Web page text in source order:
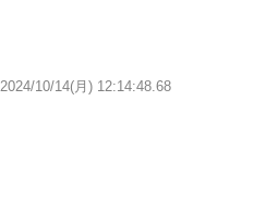
2024/10/14(月) 12:14:48.68